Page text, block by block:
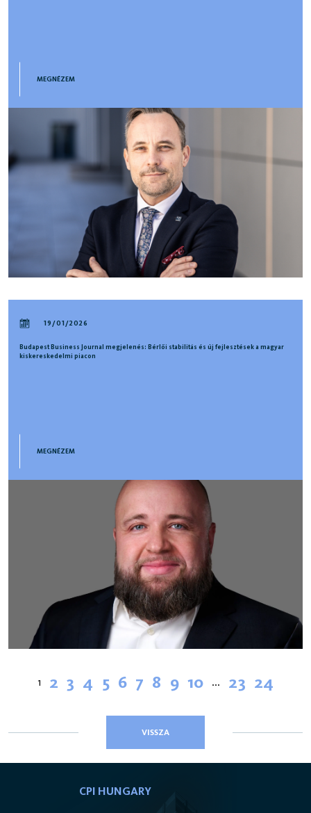
MEGNÉZEM
19/01/2026
Budapest Business Journal megjelenés: Bérlői stabilitás és új fejlesztések a magyar
kiskereskedelmi piacon
MEGNÉZEM
1 2 3 4 5 6 7 8 9 10 ... 23 24
VISSZA
CPI HUNGARY